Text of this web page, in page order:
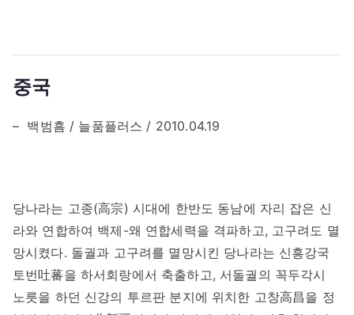
중국
– 백범흠 / 늘품플러스 / 2010.04.19
당나라는 고종(高宗) 시대에 한반도 동남에 자리 잡은 신
라와 연합하여 백제-왜 연합세력을 격파하고, 고구려도 멸
망시켰다. 돌궐과 고구려를 멸망시킨 당나라는 신흥강국
토번吐蕃을 하서회랑에서 축출하고, 서돌궐의 꼭두각시
노릇을 하던 신강의 투르판 분지에 위치한 고창高昌을 정